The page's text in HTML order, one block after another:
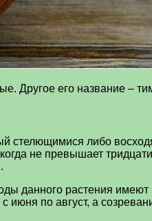
Другое его название –
стелющимися либо
не превышает
данного растения
по август, а